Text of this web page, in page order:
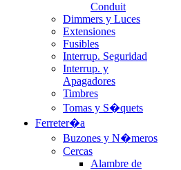
Conduit
Dimmers y Luces
Extensiones
Fusibles
Interrup. Seguridad
Interrup. y
Apagadores
Timbres
Tomas y S�quets
Ferreter�a
Buzones y N�meros
Cercas
Alambre de